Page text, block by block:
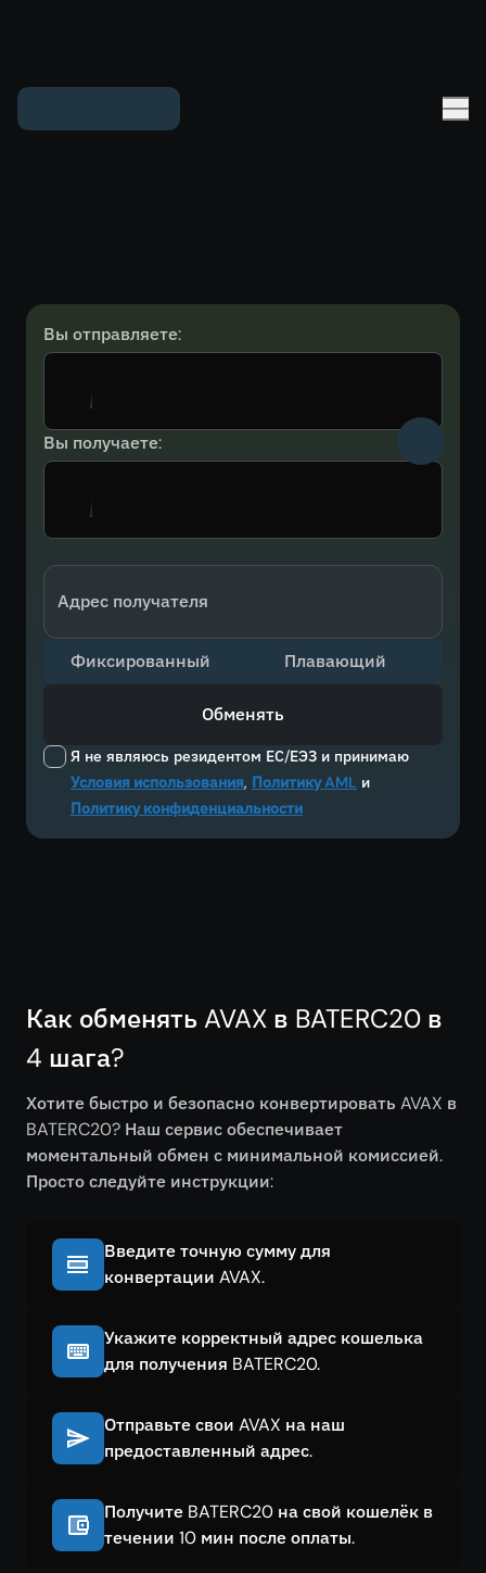
Вы отправляете:
Вы получаете:
Адрес получателя
Я не являюсь резидентом ЕС/ЕЭЗ и принимаю
Условия использования, Политику AML и
Политику конфиденциальности
Фиксированный Плавающий
Обменять
Как обменять AVAX в BATERC20 в
4 шага?
Хотите быстро и безопасно конвертировать AVAX в
BATERC20? Наш сервис обеспечивает
моментальный обмен с минимальной комиссией.
Просто следуйте инструкции:
Введите точную сумму для
конвертации AVAX.
Укажите корректный адрес кошелька
для получения BATERC20.
Отправьте свои AVAX на наш
предоставленный адрес.
Получите BATERC20 на свой кошелёк в
течении 10 мин после оплаты.